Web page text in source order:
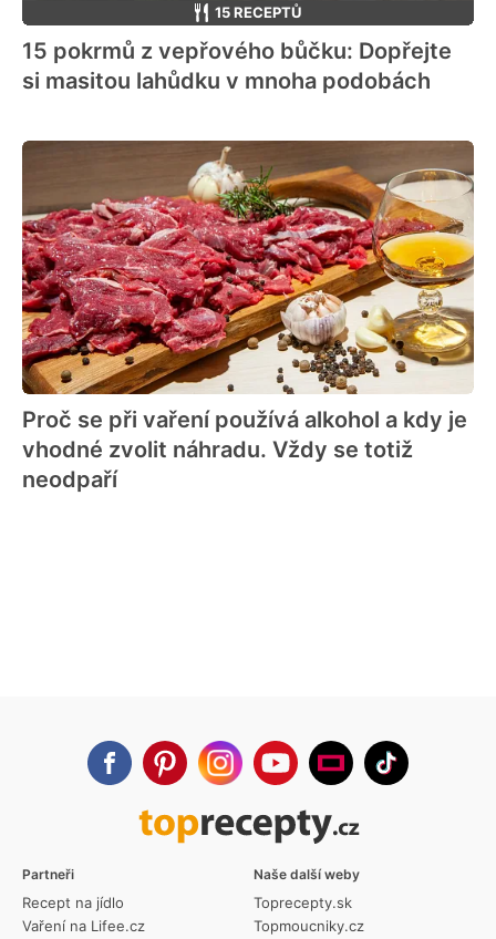
15 RECEPTŮ
15 pokrmů z vepřového bůčku: Dopřejte
si masitou lahůdku v mnoha podobách
Proč se při vaření používá alkohol a kdy je
vhodné zvolit náhradu. Vždy se totiž
neodpaří
Partneři
Recept na jídlo
Vaření na Lifee.cz
Naše další weby
Toprecepty.sk
Topmoucniky.cz